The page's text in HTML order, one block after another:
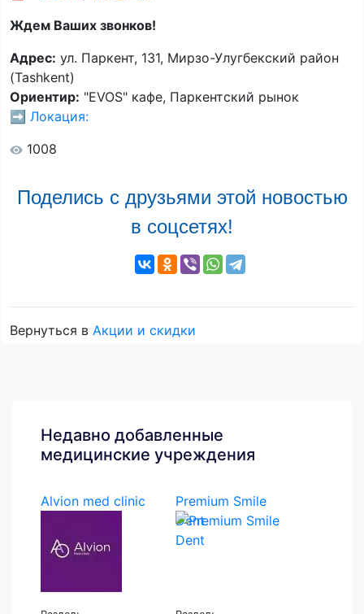
Ждем Ваших звонков!
Адрес: ул. Паркент, 131, Мирзо-Улугбекский район
(Tashkent)
Ориентир: "EVOS" кафе, Паркентский рынок
➡️ Локация:
1008
Поделись с друзьями этой новостью
в соцсетях!
Вернуться в Акции и скидки
Недавно добавленные
медицинские учреждения
Alvion med clinic
Premium Smile
Dent